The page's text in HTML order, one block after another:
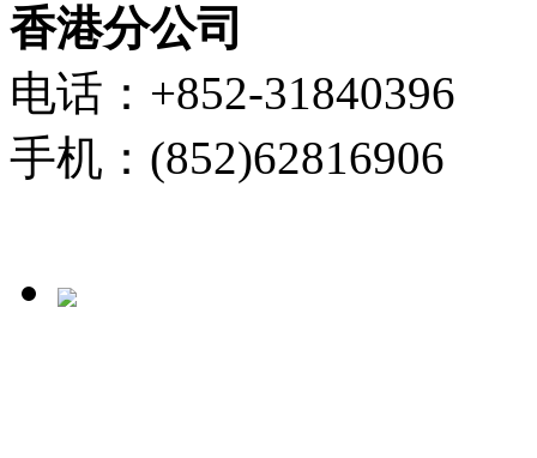
香港分公司
电话：+852-31840396
手机：(852)62816906